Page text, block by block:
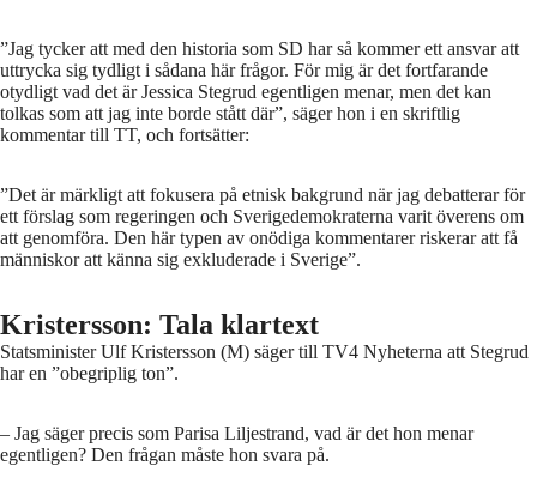
”Jag tycker att med den historia som SD har så kommer ett ansvar att
uttrycka sig tydligt i sådana här frågor. För mig är det fortfarande
otydligt vad det är Jessica Stegrud egentligen menar, men det kan
tolkas som att jag inte borde stått där”, säger hon i en skriftlig
kommentar till TT, och fortsätter:
”Det är märkligt att fokusera på etnisk bakgrund när jag debatterar för
ett förslag som regeringen och Sverigedemokraterna varit överens om
att genomföra. Den här typen av onödiga kommentarer riskerar att få
människor att känna sig exkluderade i Sverige”.
Kristersson: Tala klartext
Statsminister Ulf Kristersson (M) säger till TV4 Nyheterna att Stegrud
har en ”obegriplig ton”.
– Jag säger precis som Parisa Liljestrand, vad är det hon menar
egentligen? Den frågan måste hon svara på.